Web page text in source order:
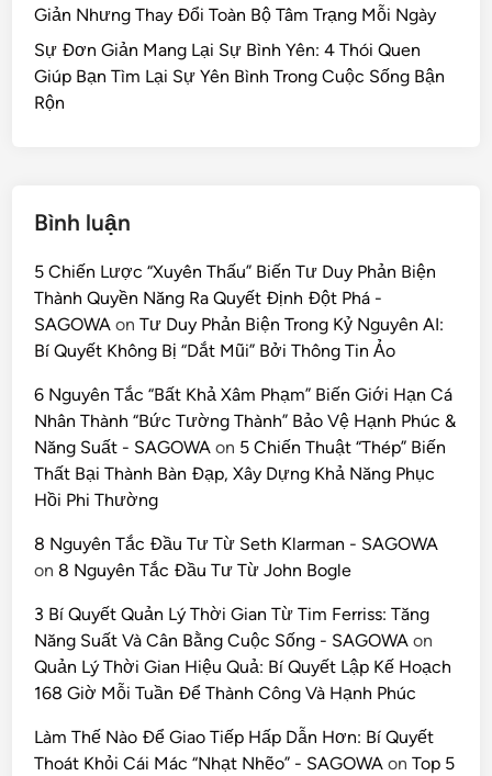
Giản Nhưng Thay Đổi Toàn Bộ Tâm Trạng Mỗi Ngày
Sự Đơn Giản Mang Lại Sự Bình Yên: 4 Thói Quen
Giúp Bạn Tìm Lại Sự Yên Bình Trong Cuộc Sống Bận
Rộn
Bình luận
5 Chiến Lược “Xuyên Thấu” Biến Tư Duy Phản Biện
Thành Quyền Năng Ra Quyết Định Đột Phá -
SAGOWA onTư Duy Phản Biện Trong Kỷ Nguyên AI:
Bí Quyết Không Bị “Dắt Mũi” Bởi Thông Tin Ảo
6 Nguyên Tắc “Bất Khả Xâm Phạm” Biến Giới Hạn Cá
Nhân Thành “Bức Tường Thành” Bảo Vệ Hạnh Phúc &
Năng Suất - SAGOWA on 5 Chiến Thuật “Thép” Biến
Thất Bại Thành Bàn Đạp, Xây Dựng Khả Năng Phục
Hồi Phi Thường
8 Nguyên Tắc Đầu Tư Từ Seth Klarman - SAGOWA
on 8 Nguyên Tắc Đầu Tư Từ John Bogle
3 Bí Quyết Quản Lý Thời Gian Từ Tim Ferriss: Tăng
Năng Suất Và Cân Bằng Cuộc Sống - SAGOWA on
Quản Lý Thời Gian Hiệu Quả: Bí Quyết Lập Kế Hoạch
168 Giờ Mỗi Tuần Để Thành Công Và Hạnh Phúc
Làm Thế Nào Để Giao Tiếp Hấp Dẫn Hơn: Bí Quyết
Thoát Khỏi Cái Mác “Nhạt Nhẽo” - SAGOWA onTop 5